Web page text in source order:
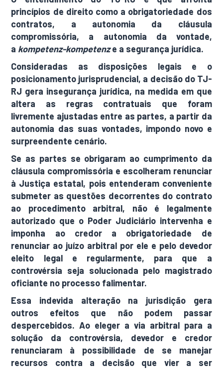
princípios de direito como a obrigatoriedade dos
contratos, a autonomia da cláusula
compromissória, a autonomia da vontade,
a kompetenz-kompetenze a segurança jurídica.
Consideradas as disposições legais e o
posicionamento jurisprudencial, a decisão do TJ-
RJ gera insegurança jurídica, na medida em que
altera as regras contratuais que foram
livremente ajustadas entre as partes, a partir da
autonomia das suas vontades, impondo novo e
surpreendente cenário.
Se as partes se obrigaram ao cumprimento da
cláusula compromissória e escolheram renunciar
à Justiça estatal, pois entenderam conveniente
submeter as questões decorrentes do contrato
ao procedimento arbitral, não é legalmente
autorizado que o Poder Judiciário intervenha e
imponha ao credor a obrigatoriedade de
renunciar ao juízo arbitral por ele e pelo devedor
eleito legal e regularmente, para que a
controvérsia seja solucionada pelo magistrado
oficiante no processo falimentar.
Essa indevida alteração na jurisdição gera
outros efeitos que não podem passar
despercebidos. Ao eleger a via arbitral para a
solução da controvérsia, devedor e credor
renunciaram à possibilidade de se manejar
recursos contra a decisão que vier a ser